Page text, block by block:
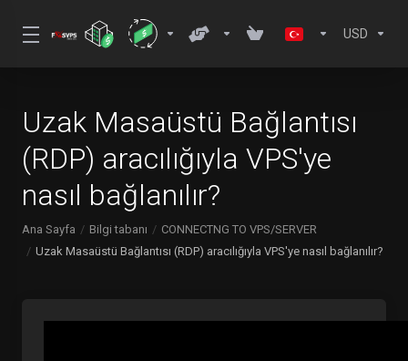
USD
Uzak Masaüstü Bağlantısı
(RDP) aracılığıyla VPS'ye
nasıl bağlanılır?
Ana Sayfa Bilgi tabanı
CONNECTNG TO VPS/SERVER
Uzak Masaüstü Bağlantısı (RDP) aracılığıyla VPS'ye nasıl bağlanılır?